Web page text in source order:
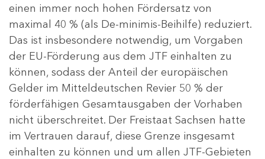
einen immer noch hohen Fördersatz von
maximal 40 % (als De-minimis-Beihilfe) reduziert.
Das ist insbesondere notwendig, um Vorgaben
der EU-Förderung aus dem JTF einhalten zu
können, sodass der Anteil der europäischen
Gelder im Mitteldeutschen Revier 50 % der
förderfähigen Gesamtausgaben der Vorhaben
nicht überschreitet. Der Freistaat Sachsen hatte
im Vertrauen darauf, diese Grenze insgesamt
einhalten zu können und um allen JTF-Gebieten